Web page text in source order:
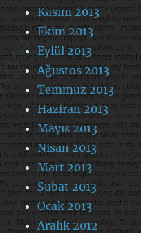
Kasım 2013
Ekim 2013
Eylül 2013
Ağustos 2013
Temmuz 2013
Haziran 2013
Mayıs 2013
Nisan 2013
Mart 2013
Şubat 2013
Ocak 2013
Aralık 2012